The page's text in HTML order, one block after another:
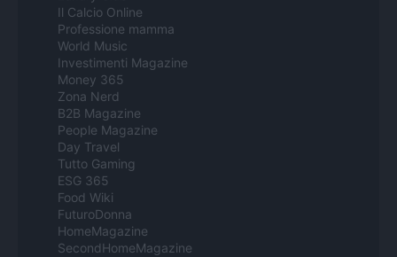
Il Calcio Online
Professione mamma
World Music
Investimenti Magazine
Money 365
Zona Nerd
B2B Magazine
People Magazine
Day Travel
Tutto Gaming
ESG 365
Food Wiki
FuturoDonna
HomeMagazine
SecondHomeMagazine